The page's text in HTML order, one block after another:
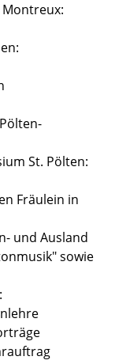
Montreux:
St. Pölten:
Fräulein in
und Ausland
sowie